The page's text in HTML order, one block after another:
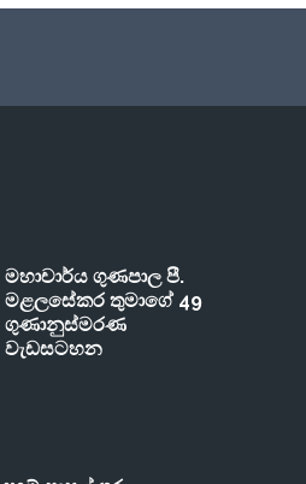
මහාචාර්ය ගුණපාල පී.
මළලසේකර තුමාගේ 49
ගුණානුස්මරණ
වැඩසටහන